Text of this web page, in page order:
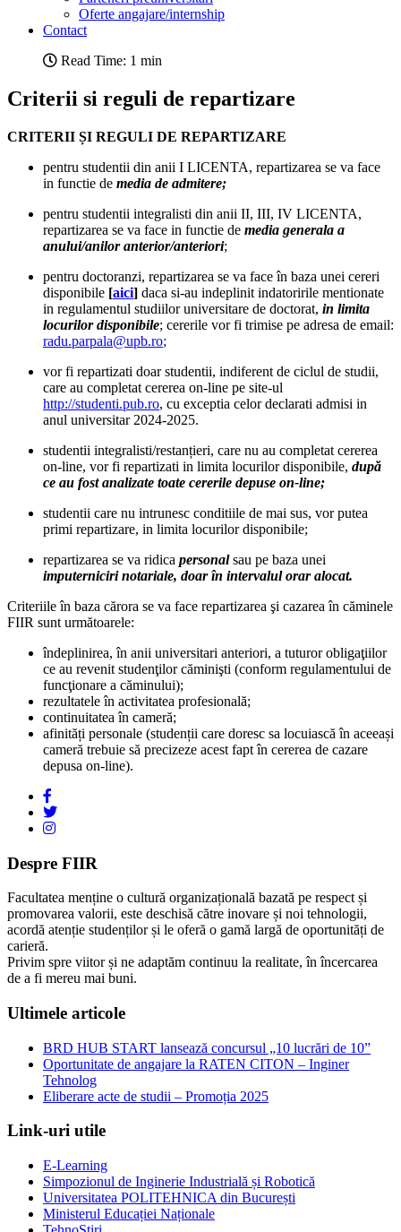
Oferte angajare/internship
Contact
Read Time: 1 min
Criterii si reguli de repartizare
CRITERII ȘI REGULI DE REPARTIZARE
pentru studentii din anii I LICENTA, repartizarea se va face
in functie de media de admitere;
pentru studentii integralisti din anii II, III, IV LICENTA,
repartizarea se va face in functie de media generala a
anului/anilor anterior/anteriori;
pentru doctoranzi, repartizarea se va face în baza unei cereri
disponibile [aici] daca si-au indeplinit indatoririle mentionate
in regulamentul studiilor universitare de doctorat, in limita
locurilor disponibile; cererile vor fi trimise pe adresa de email:
radu.parpala@upb.ro;
vor fi repartizati doar studentii, indiferent de ciclul de studii,
care au completat cererea on-line pe site-ul
http://studenti.pub.ro, cu exceptia celor declarati admisi in
anul universitar 2024-2025.
studentii integralisti/restanțieri, care nu au completat cererea
on-line, vor fi repartizati in limita locurilor disponibile, după
ce au fost analizate toate cererile depuse on-line;
studentii care nu intrunesc conditiile de mai sus, vor putea
primi repartizare, in limita locurilor disponibile;
repartizarea se va ridica personalsau pe baza unei
imputerniciri notariale, doar în intervalul orar alocat.
Criteriile în baza cărora se va face repartizarea şi cazarea în căminele
FIIR sunt următoarele:
îndeplinirea, în anii universitari anteriori, a tuturor obligaţiilor
ce au revenit studenţilor căminişti (conform regulamentului de
funcţionare a căminului);
rezultatele în activitatea profesională;
continuitatea în cameră;
afinități personale (studenții care doresc sa locuiască în aceeași
cameră trebuie să precizeze acest fapt în cererea de cazare
depusa on-line).
Despre FIIR
Facultatea menține o cultură organizațională bazată pe respect și
promovarea valorii, este deschisă către inovare și noi tehnologii,
acordă atenție studenților și le oferă o gamă largă de oportunități de
carieră.
Privim spre viitor și ne adaptăm continuu la realitate, în încercarea
de a fi mereu mai buni.
Ultimele articole
BRD HUB START lansează concursul „10 lucrări de 10”
Oportunitate de angajare la RATEN CITON – Inginer
Tehnolog
Eliberare acte de studii – Promoția 2025
Link-uri utile
E-Learning
Simpozionul de Inginerie Industrială și Robotică
Universitatea POLITEHNICA din București
Ministerul Educației Naționale